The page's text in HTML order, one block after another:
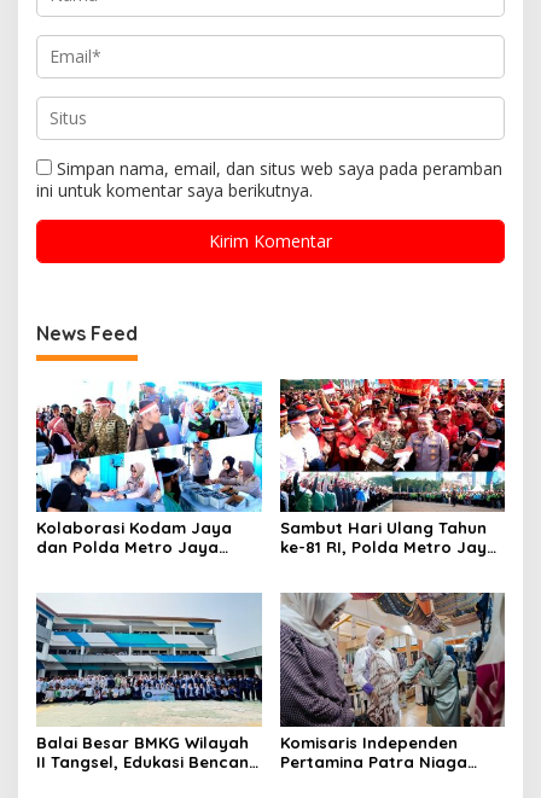
Simpan nama, email, dan situs web saya pada peramban
ini untuk komentar saya berikutnya.
News Feed
Kolaborasi Kodam Jaya
dan Polda Metro Jaya
Sambut Hari Ulang Tahun
ke-81 RI, Polda Metro Jaya
Balai Besar BMKG Wilayah
II Tangsel, Edukasi Bencana
Komisaris Independen
Pertamina Patra Niaga